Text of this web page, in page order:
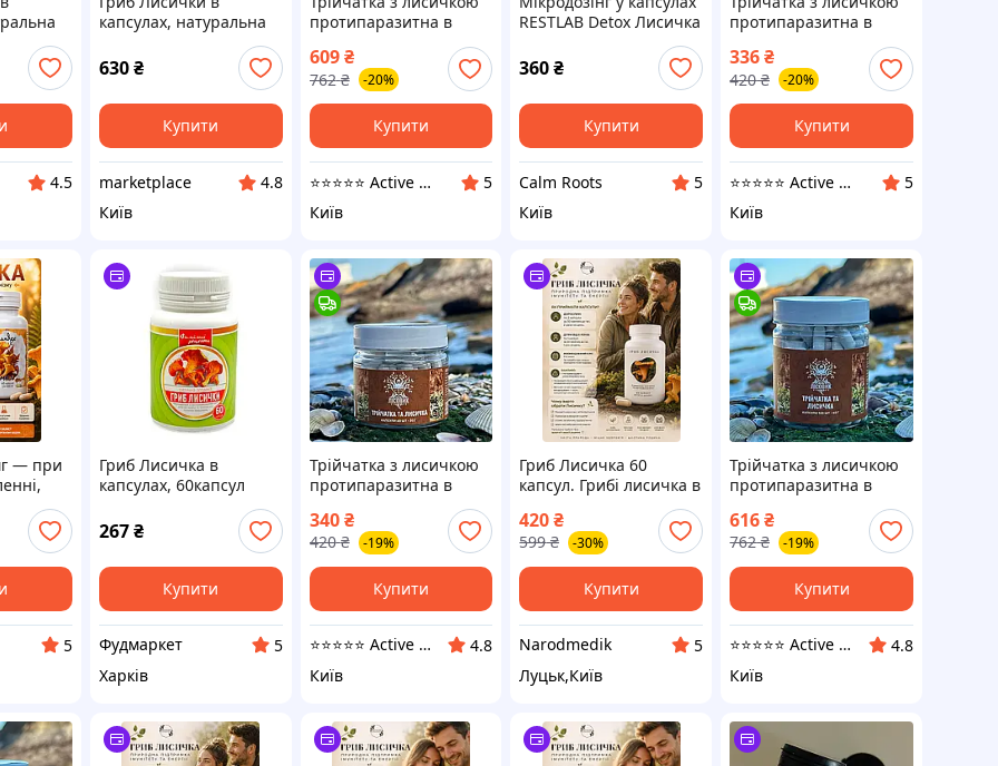
60
4.5
капсулах, натуральна
антипаразитарка, 60
капсул
630₴
Купити
marketplace
4.8
Київ
протипаразитна в
капсулах 120 шт по 0,5
г
609 ₴
762 ₴ -20%
Купити
⭐️⭐️⭐️⭐️⭐️ Active Point
5
Київ
RESTLAB Detox Лисичка
360₴
Купити
Calm Roots
5
Київ
протипаразитна в
капсулах 60 шт по 0,5 г
336₴
420 ₴ -20%
Купити
⭐️⭐️⭐️⭐️⭐️ Active Point
5
Київ
— при
60
5
Гриб Лисичка в
капсулах, 60капсул
267₴
Купити
Фудмаркет
5
Харків
Трійчатка з лисичкою
протипаразитна в
капсулах 60 шт по 0,5 г
(469832)
340 ₴
420 ₴ -19%
Купити
⭐️⭐️⭐️⭐️⭐️ Active Point
4.8
Київ
Гриб Лисичка 60
капсул. Грибі лисичка в
420₴
599 ₴ -30%
Купити
Narodmedik
5
Луцьк,Київ
Трійчатка з лисичкою
протипаразитна в
капсулах 120 шт по 0,5
г (469833)
616₴
762 ₴ -19%
Купити
⭐️⭐️⭐️⭐️⭐️ Active Point
4.8
Київ